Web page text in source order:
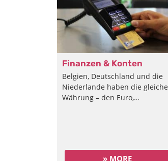
Finanzen & Konten
Belgien, Deutschland und die
Niederlande haben die gleiche
Währung – den Euro,…